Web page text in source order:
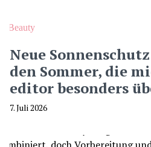
Beauty
Neue
den Sommer, die
editor besonders
7. Juli 2026